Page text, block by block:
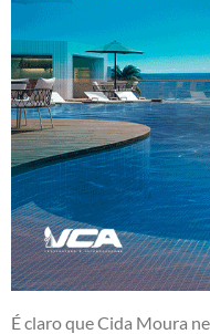
É claro que Cida Moura